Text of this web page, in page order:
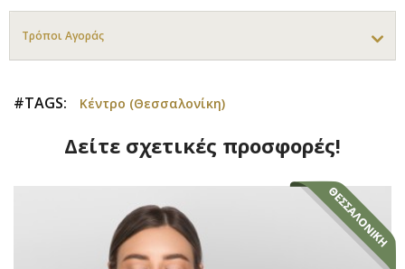
Τρόποι Αγοράς
#TAGS: Κέντρο (Θεσσαλονίκη)
Δείτε σχετικές προσφορές!